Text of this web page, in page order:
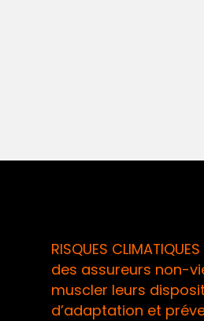
RISQUES CLIMATIQUES /
des assureurs non-vie à
muscler leurs dispositifs
d’adaptation et